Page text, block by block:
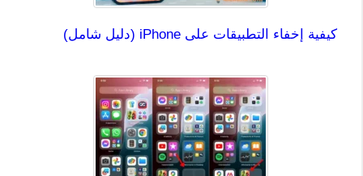
كيفية إخفاء التطبيقات على iPhone (دليل شامل)